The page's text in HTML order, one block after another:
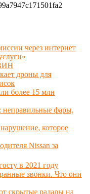
через интернет
дроны для
более 15 млн
неправильные фары,
которое
Nissan за
в 2021 году
звонки. Что они
скрытые радары на